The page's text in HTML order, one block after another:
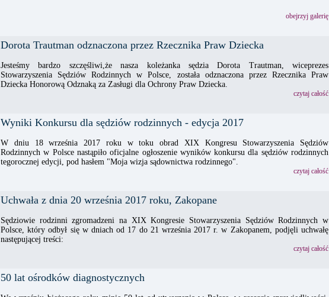
obejrzyj galerię
Dorota Trautman odznaczona przez Rzecznika Praw Dziecka
Jesteśmy bardzo szczęśliwi,że nasza koleżanka sędzia Dorota Trautman, wiceprezes
Stowarzyszenia Sędziów Rodzinnych w Polsce, została odznaczona przez Rzecznika Praw
Dziecka Honorową Odznaką za Zasługi dla Ochrony Praw Dziecka.
czytaj całość
Wyniki Konkursu dla sędziów rodzinnych - edycja 2017
W dniu 18 września 2017 roku w toku obrad XIX Kongresu Stowarzyszenia Sędziów
Rodzinnych w Polsce nastąpiło oficjalne ogłoszenie wyników konkursu dla sędziów rodzinnych
tegorocznej edycji, pod hasłem "Moja wizja sądownictwa rodzinnego".
czytaj całość
Uchwała z dnia 20 września 2017 roku, Zakopane
Sędziowie rodzinni zgromadzeni na XIX Kongresie Stowarzyszenia Sędziów Rodzinnych w
Polsce, który odbył się w dniach od 17 do 21 września 2017 r. w Zakopanem, podjęli uchwałę
następującej treści:
czytaj całość
50 lat ośrodków diagnostycznych